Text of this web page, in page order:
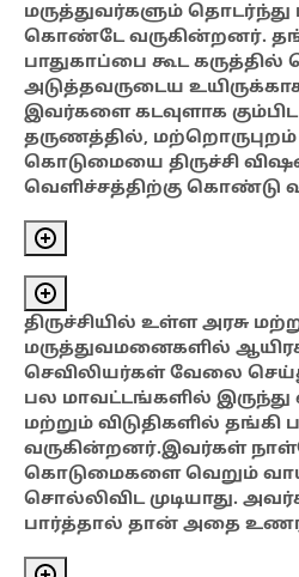
மருத்துவர்களும் தொடர்ந்து
கொண்டே வருகின்றனர்.
பாதுகாப்பை கூட
அடுத்தவருடைய
இவர்களை கடவுளாக
தருணத்தில், மற்றொருபுறம்
கொடுமையை திருச்சி
வெளிச்சத்திற்கு கொண்டு
திருச்சியில் உள்ள அரசு
மருத்துவமனைகளில்
செவிலியர்கள் வேலை
பல மாவட்டங்களில் இருந்து
மற்றும் விடுதிகளில் தங்கி
வருகின்றனர்.இவர்கள்
கொடுமைகளை வெறும்
சொல்லிவிட முடியாது.
பார்த்தால் தான் அதை